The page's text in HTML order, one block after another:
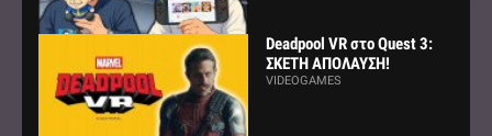
Deadpool VR στο Quest 3:
ΣΚΕΤΗ ΑΠΟΛΑΥΣΗ!
VIDEOGAMES